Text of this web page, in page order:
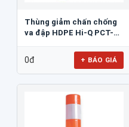
Thùng giảm chấn chống
va đập HDPE Hi-Q PCT-
0đ + BÁO GIÁ